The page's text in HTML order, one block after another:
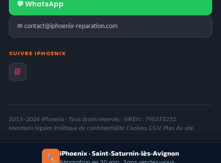
💬 WhatsApp
✉ contact@iphoenix-reparation.com
SUIVRE IPHOENIX
📘
2013–2026 iPhoenix · Tous droits réservés · SIREN : 790373252
Mentions légales·Politique de confidentialité·Cookies·CGV·Plan du site
Grille tarifaire mise à jour en août 2026 · Tarifs susceptibles d'évoluer
🔧
iPhoenix · Saint-Saturnin-lès-Avignon